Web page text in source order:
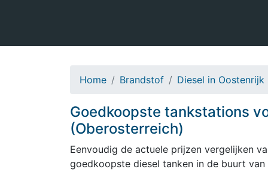
Home Brandstof Diesel in Oostenrijk
Goedkoopste tankstations
(Oberosterreich)
Eenvoudig de actuele prijzen vergelijken
goedkoopste diesel tanken in de buurt van